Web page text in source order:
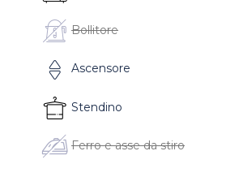
Bollitore
Ascensore
Stendino
Ferro e asse da stiro